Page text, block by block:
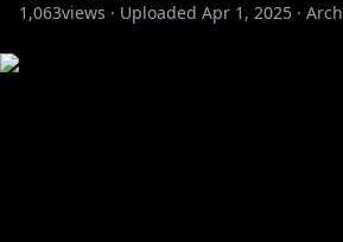
へのお願い
1,063views · Uploaded Apr 1, 2025 ·